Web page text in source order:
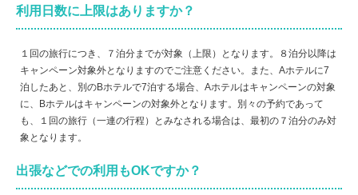
利用日数に上限はありますか？
１回の旅行につき、７泊分までが対象（上限）となります。８泊分以降は
キャンペーン対象外となりますのでご注意ください。また、Aホテルに7
泊したあと、別のBホテルで7泊する場合、Aホテルはキャンペーンの対象
に、Bホテルはキャンペーンの対象外となります。別々の予約であって
も、１回の旅行（一連の行程）とみなされる場合は、最初の７泊分のみ対
象となります。
出張などでの利用もOKですか？